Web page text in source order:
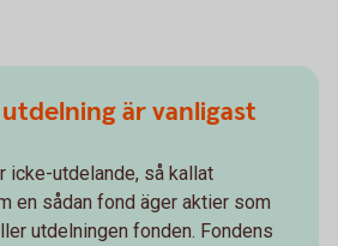
är vanligast
icke-utdelande, så kallat
en sådan fond äger aktier som
utdelningen fonden. Fondens